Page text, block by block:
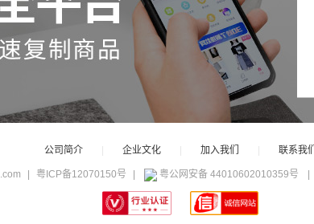
公司简介 企业文化 加入我们 联系我们
粤ICP备12070150号 粤公网安备 44010602010359号